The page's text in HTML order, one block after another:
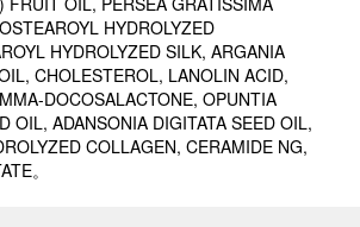
HYDROLYZED
HYDROLYZED SILK, ARGANIA
CHOLESTEROL, LANOLIN ACID,
DOCOSALACTONE, OPUNTIA
OIL, ADANSONIA DIGITATA SEED OIL,
COLLAGEN, CERAMIDE NG,
。